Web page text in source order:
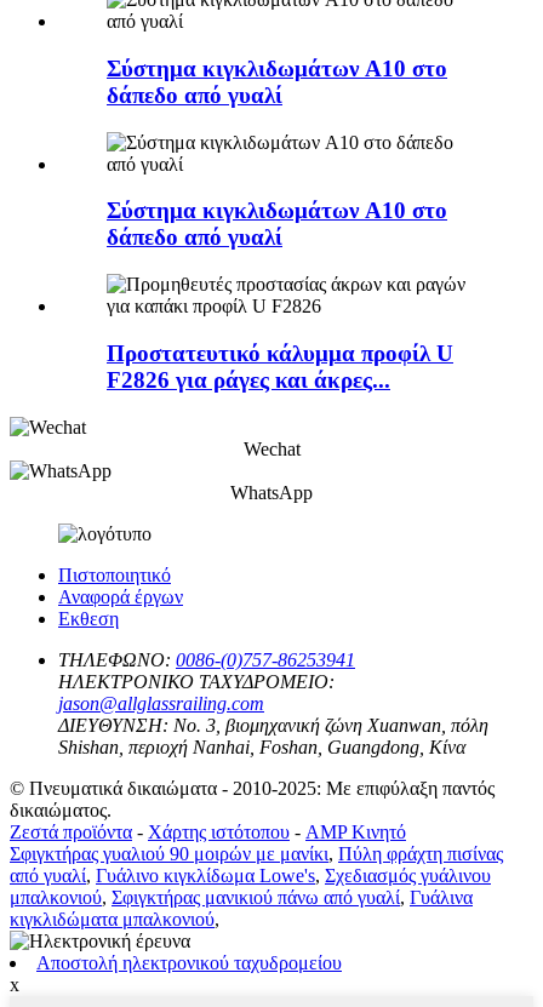
Σύστημα κιγκλιδωμάτων A10 στο
δάπεδο από γυαλί
Σύστημα κιγκλιδωμάτων A10 στο
δάπεδο από γυαλί
Προστατευτικό κάλυμμα προφίλ U
F2826 για ράγες και άκρες...
Wechat
WhatsApp
Πιστοποιητικό
Αναφορά έργων
Εκθεση
ΤΗΛΕΦΩΝΟ: 0086-(0)757-86253941
ΗΛΕΚΤΡΟΝΙΚΟ ΤΑΧΥΔΡΟΜΕΙΟ:
jason@allglassrailing.com
ΔΙΕΥΘΥΝΣΗ: Νο. 3, βιομηχανική ζώνη Xuanwan, πόλη
Shishan, περιοχή Nanhai, Foshan, Guangdong, Κίνα
© Πνευματικά δικαιώματα - 2010-2025: Με επιφύλαξη παντός
δικαιώματος.
Ζεστά προϊόντα - Χάρτης ιστότοπου - AMP Κινητό
Σφιγκτήρας γυαλιού 90 μοιρών με μανίκι, Πύλη φράχτη πισίνας
από γυαλί, Γυάλινο κιγκλίδωμα Lowe's, Σχεδιασμός γυάλινου
μπαλκονιού, Σφιγκτήρας μανικιού πάνω από γυαλί, Γυάλινα
κιγκλιδώματα μπαλκονιού,
Αποστολή ηλεκτρονικού ταχυδρομείου
x